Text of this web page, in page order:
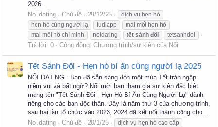
2026...
Noi.dating
Chủ đề 29/12/25
dịch vụ hẹn hò
hẹn hò cùng người lạ
iudiapp
mai mối hẹn hò
mai mối hồ chì minh
noidating tết sánh đôi tetsanhdoi
Trả lời: 0 Cộng đồng: Chương trình/sự kiện của Nối
Tết Sánh Đôi - Hẹn hò bí ẩn cùng người lạ 2025
NỐI DATING - Bạn đã sẵn sàng đón một mùa Tết tràn ngập
niềm vui và bất ngờ? Nối mời bạn tham gia sự kiện đặc biệt
mang tên "Tết Sánh Đôi - Hẹn Hò Bí Ẩn Cùng Người Lạ" dành
riêng cho các bạn độc thân. Đây là năm thứ 3 của chương trình,
sau hai lần tổ chức vào 2023, 2024 đã kết nối thành công cho...
Noi.dating
Chủ đề 20/1/25
dịch vụ hẹn hò cao cấp